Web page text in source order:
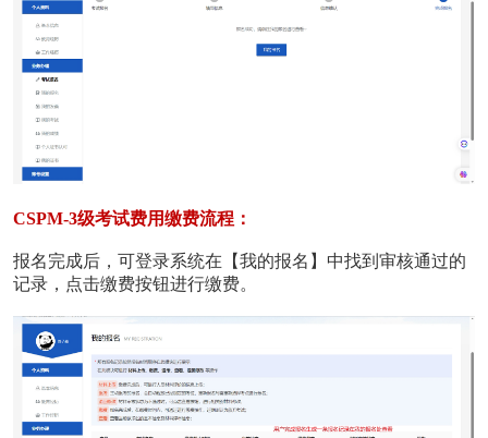
CSPM-3级考试费用缴费流程：
报名完成后，可登录系统在【我的报名】中找到审核通过的
记录，点击缴费按钮进行缴费。